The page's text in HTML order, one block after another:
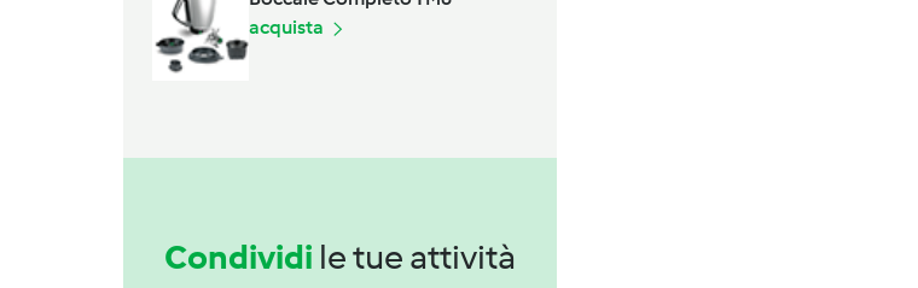
acquista
Condividi le tue attività